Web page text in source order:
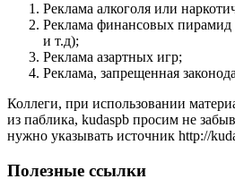
Реклама алкоголя или
Реклама финансовых
и т.д);
Реклама азартных игр;
Реклама, запрещенная
Коллеги, при использовании
из паблика, kudaspb просим не
нужно указывать источник http://
Полезные ссылки